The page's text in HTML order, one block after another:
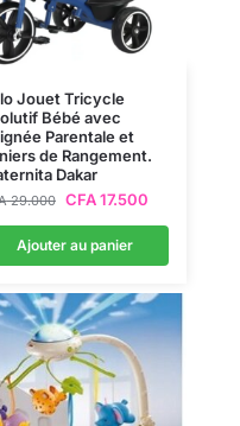
Jouet Tricycle
Bébé avec
Parentale et
de Rangement.
Dakar
29.000 CFA17.500
Ajouter au panier